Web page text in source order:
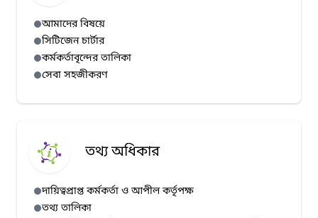
আমাদের বিষয়ে
সিটিজেন চার্টার
কর্মকর্তাবৃন্দের তালিকা
সেবা সহজীকরণ
তথ্য অধিকার
দায়িত্বপ্রাপ্ত কর্মকর্তা ও আপীল কর্তৃপক্ষ
তথ্য তালিকা